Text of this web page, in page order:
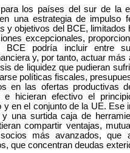
los países del sur de la
una estrategia de impulso
y objetivos del BCE, limitados
excepcionales,
podría incluir entre
y, por tanto, actuar
de liquidez que pudieran
políticas fiscales,
en las ofertas productivas
e hicieran efectivo el
en el conjunto de la UE. Ese
una surtida caja de
compartir ventajas,
más avanzados, que
que concentran deudas